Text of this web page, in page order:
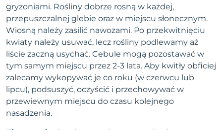
gryzoniami. Rośliny dobrze rosną w każdej,
przepuszczalnej glebie oraz w miejscu słonecznym.
Wiosną należy zasilić nawozami. Po przekwitnięciu
kwiaty należy usuwać, lecz rośliny podlewamy aż
liście zaczną usychać. Cebule mogą pozostawać w
tym samym miejscu przez 2-3 lata. Aby kwitły obficiej
zalecamy wykopywać je co roku (w czerwcu lub
lipcu), podsuszyć, oczyścić i przechowywać w
przewiewnym miejscu do czasu kolejnego
nasadzenia.